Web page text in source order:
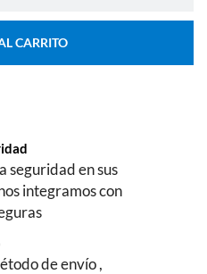
CARRITO
seguridad en sus
integramos con
de envío ,